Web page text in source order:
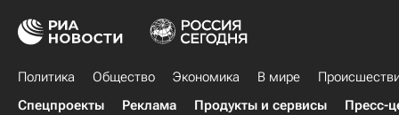
Политика Общество Экономика В мире
Спецпроекты
Реклама Продукты и сервисы Пресс-